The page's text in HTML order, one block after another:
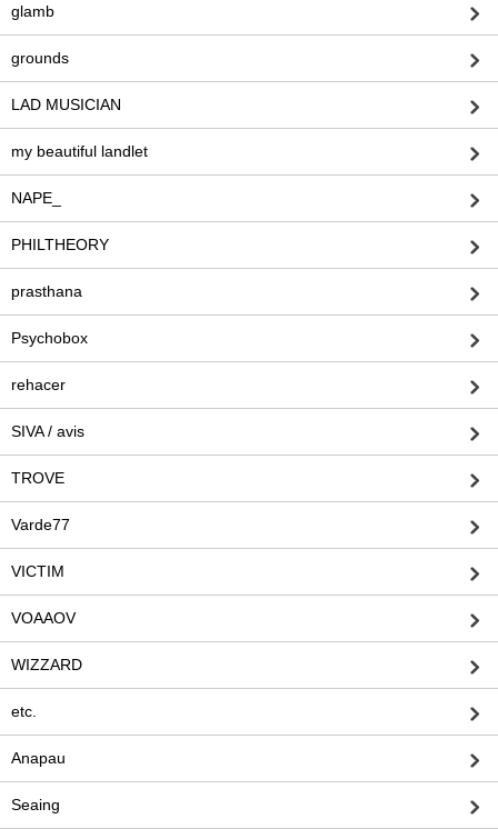
glamb
grounds
LAD MUSICIAN
my beautiful landlet
NAPE_
PHILTHEORY
prasthana
Psychobox
rehacer
SIVA / avis
TROVE
Varde77
VICTIM
VOAAOV
WIZZARD
etc.
Anapau
Seaing